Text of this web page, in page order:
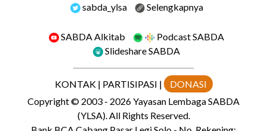
sabda_ylsa
Selengkapnya
SABDA Alkitab
Podcast SABDA
Slideshare SABDA
KONTAK| PARTISIPASI |
DONASI
Copyright© 2003 - 2026Yayasan Lembaga SABDA
(YLSA). All Rights Reserved.